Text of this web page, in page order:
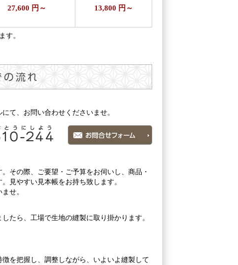
27,600 円～ 13,800 円～
す。
て、お問い合わせくださいませ。
その際、ご要望・ご予算をお伺いし、商品・
見やすい見本帳をお持ち致します。
せ。
たら、工場で生地の縫製に取り掛かります。
を把握し、調整しながら、いよいよ縫製して